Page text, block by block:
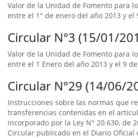
Valor de la Unidad de Fomento para
entre el 1° de enero del año 2013 y el
Circular N°3 (15/01/
Valor de la Unidad de Fomento para
entre el 1 Enero del año 2013 y el 9
Circular N°29 (14/06/
Instrucciones sobre las normas que
transferencias contenidas en el
incorporado por la Ley N° 20.630, de
Circular publicado en el Diario Oficial